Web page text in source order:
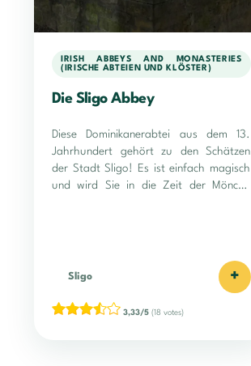
IRISH ABBEYS AND MONASTERIES
(IRISCHE ABTEIEN UND KLÖSTER)
Die Sligo Abbey
Diese Dominikanerabtei aus dem 13.
Jahrhundert gehört zu den Schätzen
der Stadt Sligo! Es ist einfach magisch
und wird Sie in die Zeit der Mönche
Sligo +
3,33/5 (18 votes)